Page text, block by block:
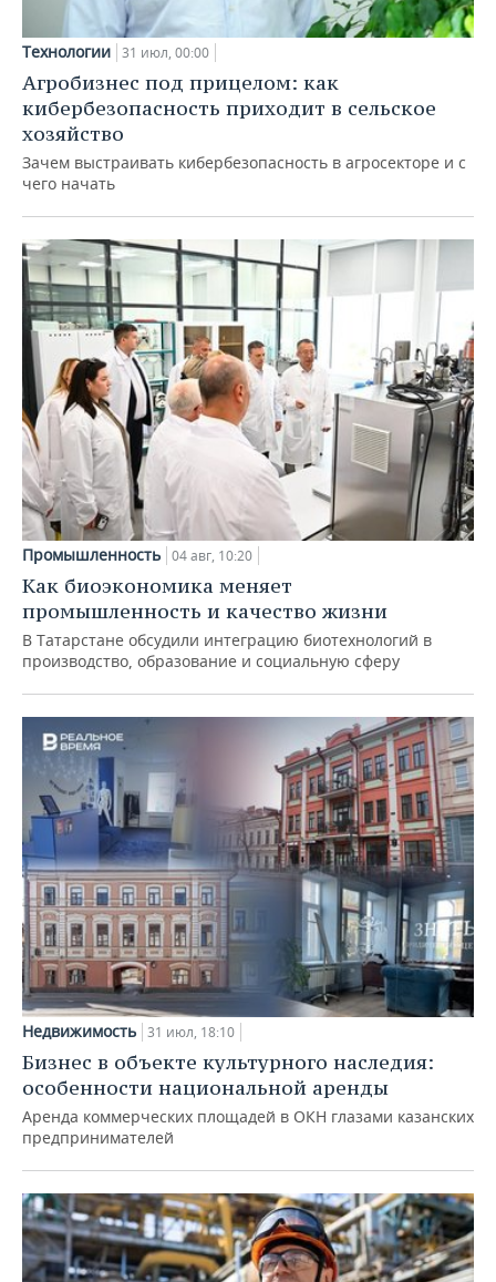
Технологии 31 июл, 00:00
Агробизнес под прицелом: как
кибербезопасность приходит в сельское
хозяйство
Зачем выстраивать кибербезопасность в агросекторе и с
чего начать
Промышленность 04 авг, 10:20
Как биоэкономика меняет
промышленность и качество жизни
В Татарстане обсудили интеграцию биотехнологий в
производство, образование и социальную сферу
Недвижимость 31 июл, 18:10
Бизнес в объекте культурного наследия:
особенности национальной аренды
Аренда коммерческих площадей в ОКН глазами казанских
предпринимателей